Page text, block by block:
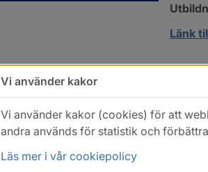
Länk
Vi använder kakor
Vi använder kakor (cookies) för att
andra används för statistik och
Läs mer i vår cookiepolicy